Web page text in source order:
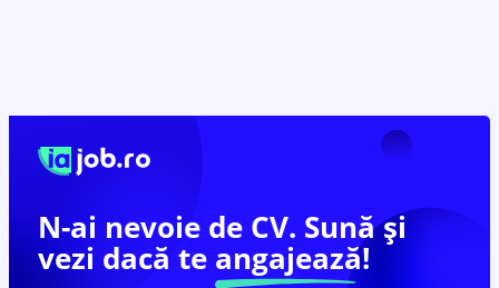
N-ai nevoie de CV. Sună și
vezi dacă te angajează!